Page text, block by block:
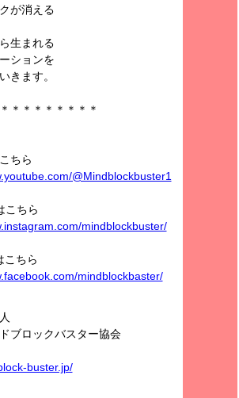
が消える
生まれる
ションを
きます。
＊＊＊＊＊＊＊＊
ちら
@Mindblockbuster1
こちら
mindblockbuster/
こちら
mindblockbaster/
ブロックバスター協会
buster.jp/